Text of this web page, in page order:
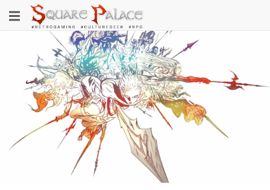
au
contenu
Toggle
navigation